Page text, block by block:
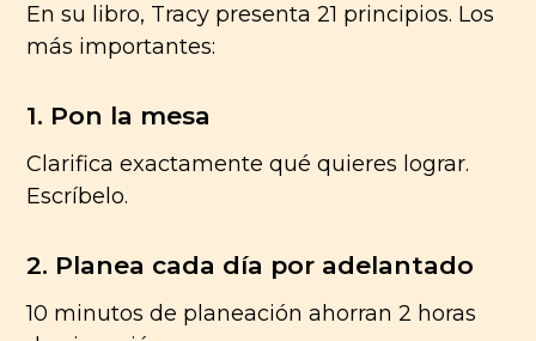
En su libro, Tracy presenta 21 principios. Los
más importantes:
1. Pon la mesa
Clarifica exactamente qué quieres lograr.
Escríbelo.
2. Planea cada día por adelantado
10 minutos de planeación ahorran 2 horas